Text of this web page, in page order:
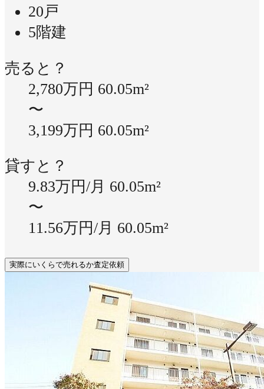
20戸
5階建
売ると？
2,780万円 60.05m²
〜
3,199万円 60.05m²
貸すと？
9.83万円/月 60.05m²
〜
11.56万円/月 60.05m²
実際にいくらで売れるか査定依頼